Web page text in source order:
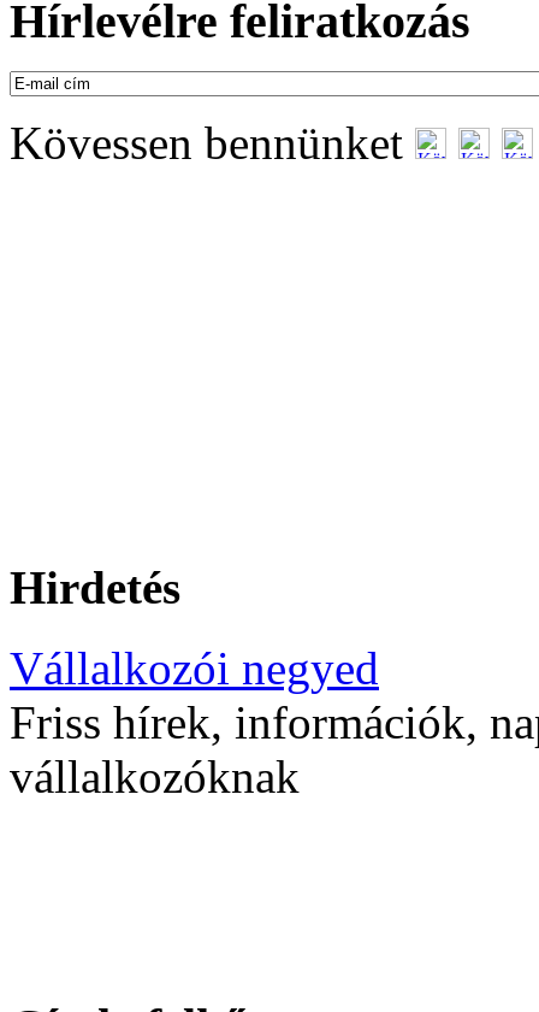
Hírlevélre feliratkozás
Kövessen bennünket
Hirdetés
Vállalkozói negyed
Friss hírek, információk,
vállalkozóknak